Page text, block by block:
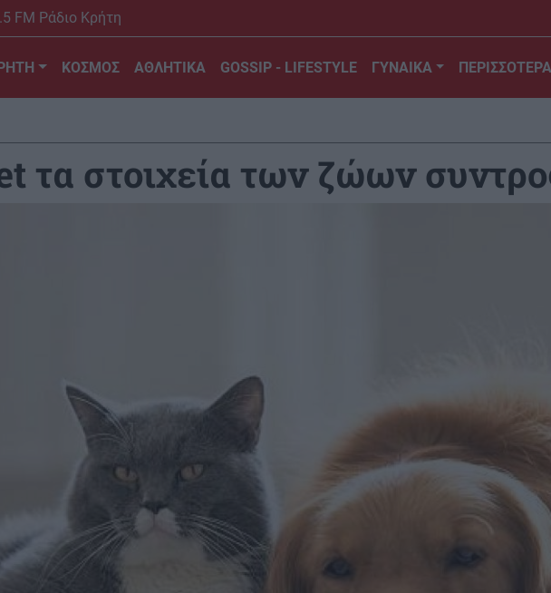
FM Ράδιο Κρήτη
ΚΟΣΜΟΣ ΑΘΛΗΤΙΚΑ GOSSIP - LIFESTYLE ΓΥΝΑΙΚΑ ΠΕΡΙΣΣΟΤΕΡΑ
τα στοιχεία των ζώων